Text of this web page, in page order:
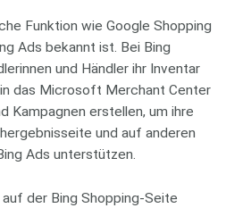
Funktion wie Google Shopping
Ads bekannt ist. Bei Bing
und Händler ihr Inventar
das Microsoft Merchant Center
Kampagnen erstellen, um ihre
und auf anderen
Ads unterstützen.
der Bing Shopping-Seite